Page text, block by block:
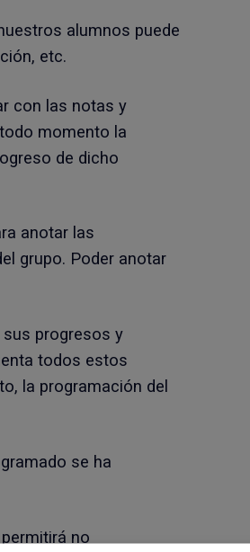
alumnos puede
etc.
con las notas y
momento la
de dicho
anotar las
grupo. Poder anotar
progresos y
todos estos
la programación del
se ha
no